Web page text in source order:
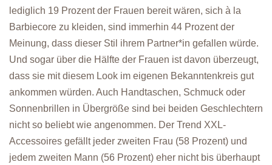
lediglich 19 Prozent der Frauen bereit wären, sich à la
Barbiecore zu kleiden, sind immerhin 44 Prozent der
Meinung, dass dieser Stil ihrem Partner*in gefallen würde.
Und sogar über die Hälfte der Frauen ist davon überzeugt,
dass sie mit diesem Look im eigenen Bekanntenkreis gut
ankommen würden. Auch Handtaschen, Schmuck oder
Sonnenbrillen in Übergröße sind bei beiden Geschlechtern
nicht so beliebt wie angenommen. Der Trend XXL-
Accessoires gefällt jeder zweiten Frau (58 Prozent) und
jedem zweiten Mann (56 Prozent) eher nicht bis überhaupt